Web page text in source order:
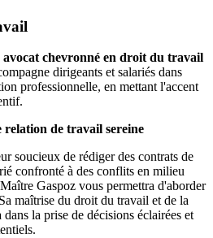
chevronné en droit du travail
dirigeants et salariés dans
professionnelle, en mettant l'accent
de travail sereine
soucieux de rédiger des contrats de
confronté à des conflits en milieu
Gaspoz vous permettra d'aborder
maîtrise du droit du travail et de la
la prise de décisions éclairées et